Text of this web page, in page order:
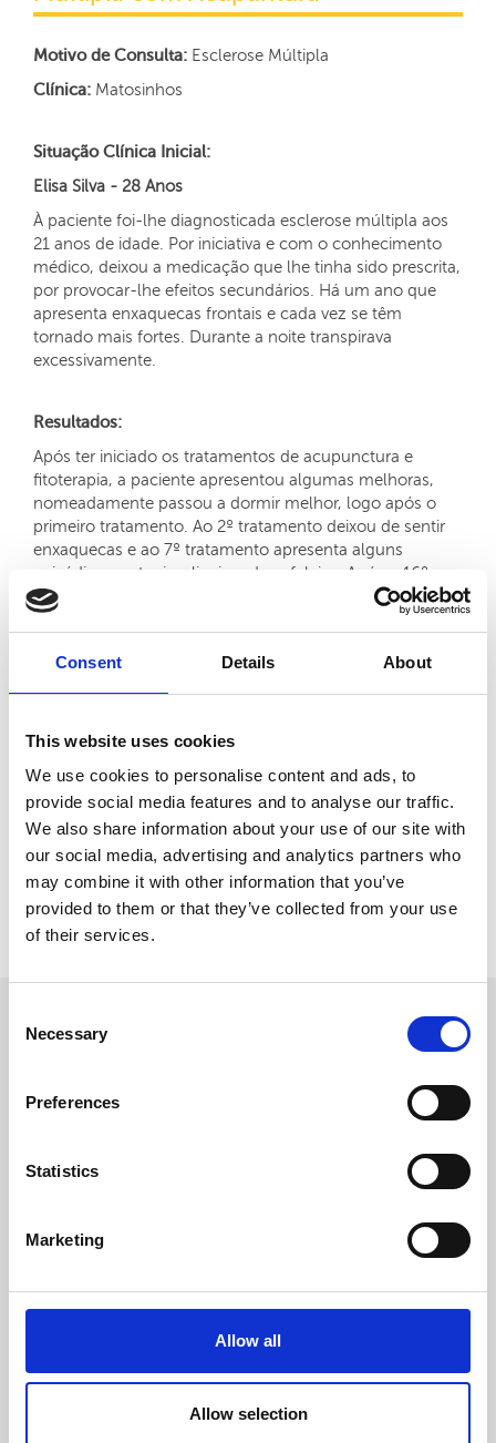
Consent Details About
This website uses cookies
We use cookies to personalise content and ads, to
provide social media features and to analyse our traffic.
We also share information about your use of our site with
our social media, advertising and analytics partners who
may combine it with other information that you’ve
provided to them or that they’ve collected from your use
of their services.
Selection
Necessary
Preferences
Statistics
Marketing
Allow all
Allow selection
Motivo de Consulta: Esclerose Múltipla
Clínica: Matosinhos
Situação Clínica Inicial:
Elisa Silva - 28 Anos
À paciente foi-lhe diagnosticada esclerose múltipla aos
21 anos de idade. Por iniciativa e com o conhecimento
médico, deixou a medicação que lhe tinha sido prescrita,
por provocar-lhe efeitos secundários. Há um ano que
apresenta enxaquecas frontais e cada vez se têm
tornado mais fortes. Durante a noite transpirava
excessivamente.
Resultados:
Após ter iniciado os tratamentos de acupunctura e
fitoterapia, a paciente apresentou algumas melhoras,
nomeadamente passou a dormir melhor, logo após o
primeiro tratamento. Ao 2º tratamento deixou de sentir
enxaquecas e ao 7º tratamento apresenta alguns
episódios pontuais e ligeiros de cefaleias. Após o 16º
tratamento fez uma ressonância magnética cerebral em
que se verifica que uma lesão desapareceu, no entanto
do olho). Após estes excelentes resultados, (encontra-se
assintomática quanto às enxaquecas e estável de modo
tratar-se o problema da transpiração noturna, que
Artigos Relacionados:
Voltar
com Acupuntura - Caso Clinico
Aos 18 anos fazia maratonas, aos 32 pesava
saudáveis que culminou numa soma de m...